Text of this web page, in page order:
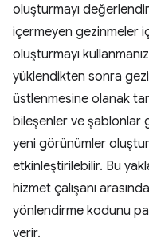
oluşturmayı
içermeyen gezinmeler
oluşturmayı
yüklendikten sonra
üstlenmesine olanak
bileşenler ve şablonlar
yeni görünümler
etkinleştirilebilir. Bu
hizmet çalışanı
yönlendirme kodunu
verir.